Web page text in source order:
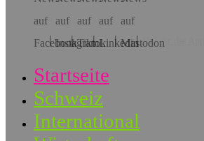
Hol dir die App!
Startseite
Schweiz
International